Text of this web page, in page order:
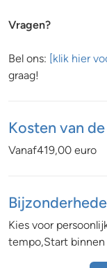
Vragen?
Bel ons: [klik hier
graag!
Kosten van
Vanaf419,00 euro
Kies voor
tempo,Start